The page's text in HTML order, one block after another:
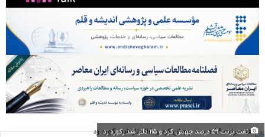
نفت برنت ۵۹ درصد جهش کرد و ۱۱۵ دلار شد رکورد زد